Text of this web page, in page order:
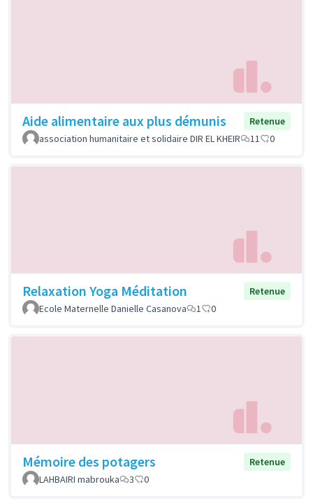
Aide alimentaire aux plus démunis
Retenue
association humanitaire et solidaire DIR EL KHEIR
11 0
Relaxation Yoga Méditation
Retenue
Ecole Maternelle Danielle Casanova
1 0
Mémoire des potagers
Retenue
LAHBAIRI mabrouka
3 0